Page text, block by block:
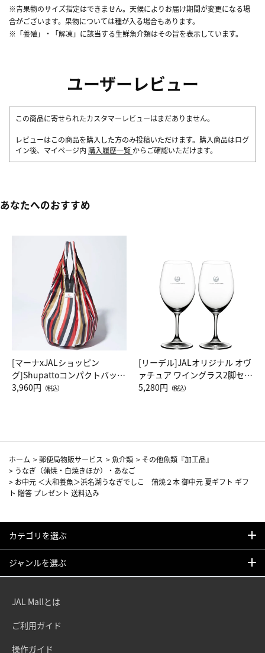
※青果物のサイズ指定はできません。天候によりお届け期間が変更になる場
合がございます。果物については種が入る場合もあります。
※「養殖」・「解凍」に該当する生鮮魚介類はその旨を表示しています。
ユーザーレビュー
この商品に寄せられたカスタマーレビューはまだありません。
レビューはこの商品を購入した方のみ投稿いただけます。購入商品はログ
イン後、マイページ内 購入履歴一覧 からご確認いただけます。
あなたへのおすすめ
[マーナxJALショッピン
グ]Shupattoコンパクトバッグ
Drop JAL客室乗務員（LC）ス
3,960円 （税込）
[リーデル]JALオリジナル オヴ
ァチュア ワイングラス2脚セッ
ト（レッドワイン）
5,280円 （税込）
ホーム >郵便局物販サービス >魚介類 > その他魚類『加工品』
> うなぎ（蒲焼・白焼きほか）・あなご
> お中元 ＜大和養魚＞浜名湖うなぎでしこ 蒲焼２本 御中元 夏ギフト ギフ
ト 贈答 プレゼント 送料込み
カテゴリを選ぶ
ジャンルを選ぶ
JAL Mallとは
ご利用ガイド
操作ガイド